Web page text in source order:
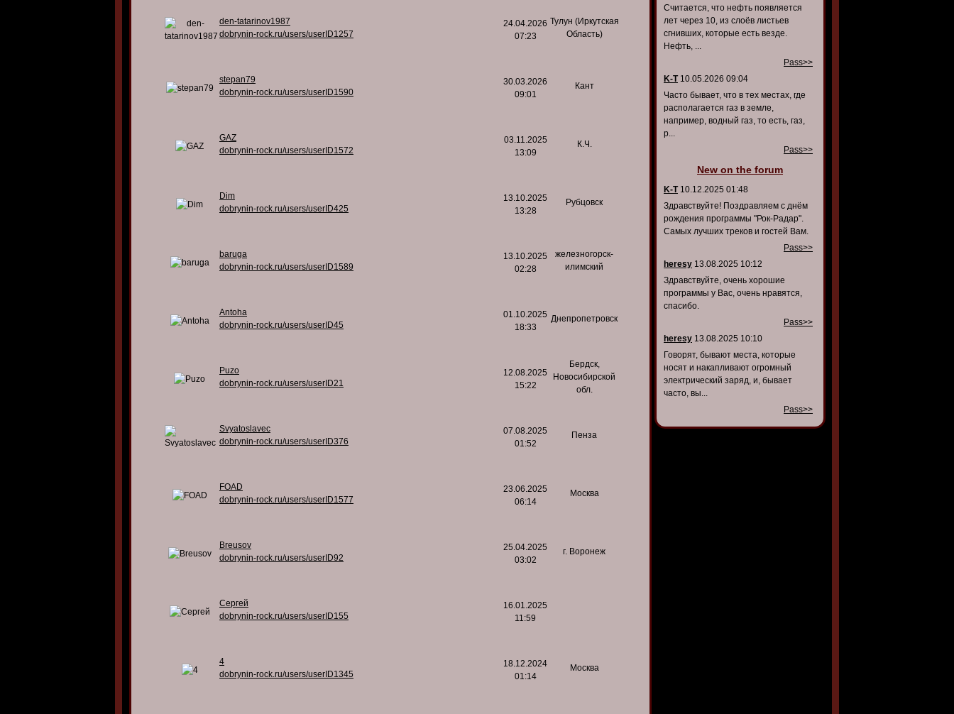
den-tatarinov1987
dobrynin-rock.ru/users/userID1257
24.04.2026
07:23
Тулун (Иркутская
Область)
stepan79
dobrynin-rock.ru/users/userID1590
30.03.2026
09:01
Кант
GAZ
dobrynin-rock.ru/users/userID1572
03.11.2025
13:09
К.Ч.
Dim
dobrynin-rock.ru/users/userID425
13.10.2025
13:28
Рубцовск
baruga
dobrynin-rock.ru/users/userID1589
13.10.2025
02:28
железногорск-
илимский
Antoha
dobrynin-rock.ru/users/userID45
01.10.2025
18:33
Днепропетровск
Puzo
dobrynin-rock.ru/users/userID21
12.08.2025
15:22
Бердск,
Новосибирской
обл.
Svyatoslavec
dobrynin-rock.ru/users/userID376
07.08.2025
01:52
Пенза
FOAD
dobrynin-rock.ru/users/userID1577
23.06.2025
06:14
Москва
Breusov
dobrynin-rock.ru/users/userID92
25.04.2025
03:02
г. Воронеж
Сергей
dobrynin-rock.ru/users/userID155
16.01.2025
11:59
4
dobrynin-rock.ru/users/userID1345
18.12.2024
01:14
Москва
Считается, что нефть появляется
лет через 10, из слоёв листьев
сгнивших, которые есть везде.
Нефть, ...
Pass>>
K-T10.05.2026 09:04
Часто бывает, что в тех местах, где
располагается газ в земле,
например, водный газ, то есть, газ,
р...
Pass>>
New on the forum
K-T10.12.2025 01:48
Здравствуйте! Поздравляем с днём
рождения программы "Рок-Радар".
Самых лучших треков и гостей Вам.
Pass>>
heresy 13.08.2025 10:12
Здравствуйте, очень хорошие
программы у Вас, очень нравятся,
спасибо.
Pass>>
heresy 13.08.2025 10:10
Говорят, бывают места, которые
носят и накапливают огромный
электрический заряд, и, бывает
часто, вы...
Pass>>